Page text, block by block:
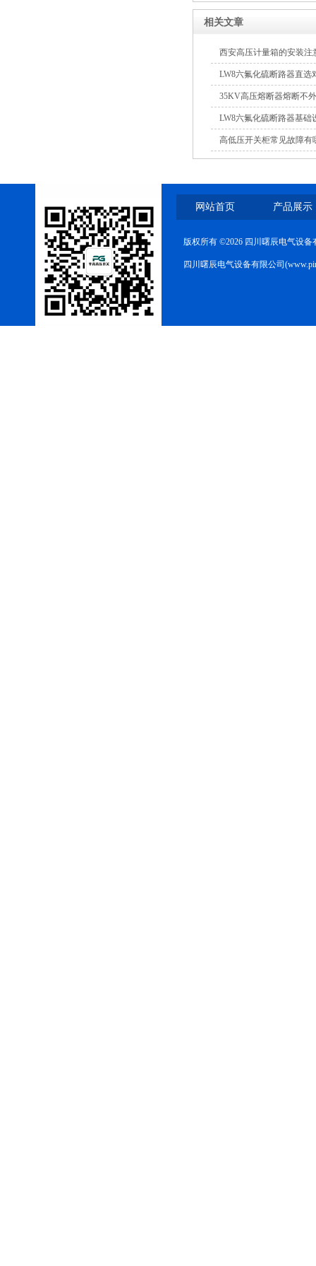
相关文章
西安高压计量箱的安装注
LW8六氟化硫断路器直选
35KV高压熔断器熔断不
LW8六氟化硫断路器基础
高低压开关柜常见故障
网站首页 产品展示
版权所有 ©2026 四川曙辰电气设
四川曙辰电气设备有限公司